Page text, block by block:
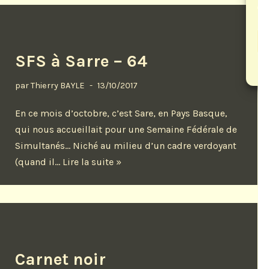
SFS à Sarre – 64
parThierry BAYLE 13/10/2017
En ce mois d’octobre, c’est Sare, en Pays Basque,
qui nous accueillait pour une Semaine Fédérale de
Simultanés… Niché au milieu d’un cadre verdoyant
(quand il… Lire la suite »
Carnet noir